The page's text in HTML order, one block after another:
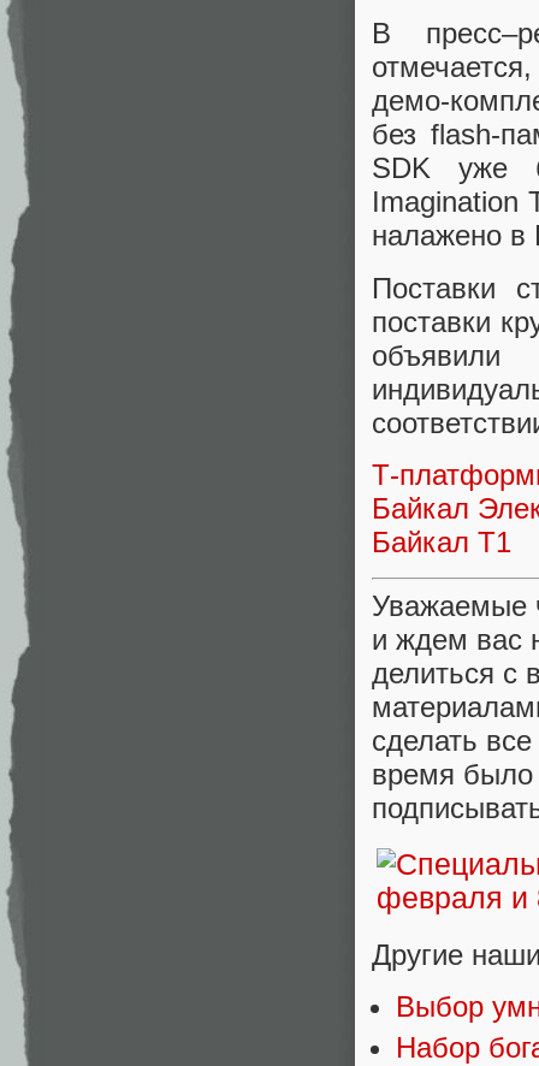
В
демо-
без flash-
SDK уже
Imagination
налажено в
Поставки
поставки
Т-
Байкал
Байкал Т1
Уважаемые
и ждем вас
делиться с
сделать
время было
Другие
Выбор
Набор